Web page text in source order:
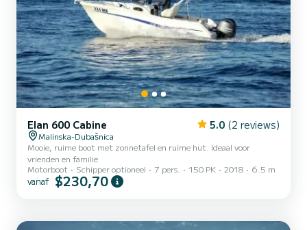
Elan 600 Cabine 5.0 (2 reviews)
Malinska-Dubašnica
Mooie, ruime boot met zonnetafel en ruime hut. Ideaal voor
vrienden en familie
Motorboot
Schipper optioneel 7 pers. 150 PK 2018 6.5 m
vanaf $230,70